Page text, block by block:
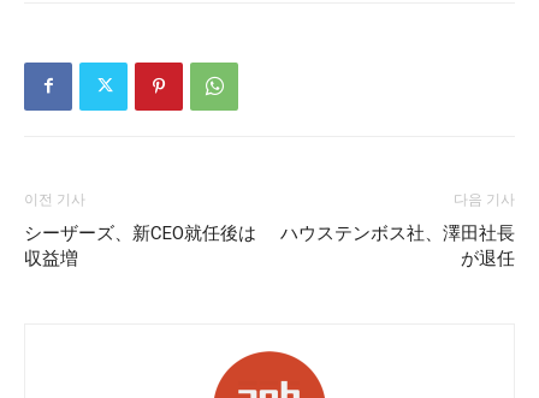
이전 기사
シーザーズ、新CEO就任後は
収益増
다음 기사
ハウステンボス社、澤田社長
が退任